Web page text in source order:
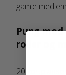
gamle
Pung
roller og
20